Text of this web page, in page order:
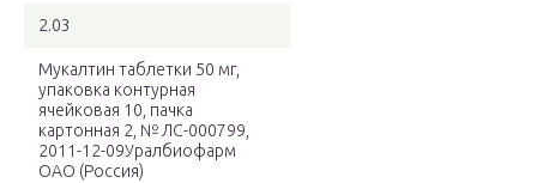
2.03
Мукалтин таблетки 50 мг,
упаковка контурная
ячейковая 10, пачка
картонная 2, № ЛС-000799,
2011-12-09Уралбиофарм
ОАО (Россия)